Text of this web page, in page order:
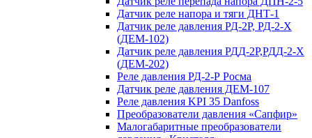
Датчик реле напора и тяги ДНТ-1
Датчик реле давления РД-2Р, РД-2-Х
(ДЕМ-102)
Датчик реле давления РДД-2Р,РДД-2-Х
(ДЕМ-202)
Реле давления РД-2-Р Росма
Датчик реле давления ДЕМ-107
Реле давления KPI 35 Danfoss
Преобразователи давления «Сапфир»
Малогабаритные преобразователи